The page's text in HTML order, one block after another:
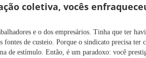
coletiva, vocês
e o dos empresários. Tinha que ter
fontes de custeio. Porque o sindicato precisa ter
de estímulo. Então, é um paradoxo: você